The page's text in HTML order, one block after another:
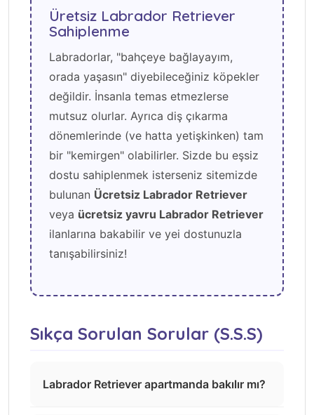
Üretsiz Labrador Retriever
Sahiplenme
Labradorlar, "bahçeye bağlayayım,
orada yaşasın" diyebileceğiniz köpekler
değildir. İnsanla temas etmezlerse
mutsuz olurlar. Ayrıca diş çıkarma
dönemlerinde (ve hatta yetişkinken) tam
bir "kemirgen" olabilirler. Sizde bu eşsiz
dostu sahiplenmek isterseniz sitemizde
bulunan Ücretsiz Labrador Retriever
veya ücretsiz yavru Labrador Retriever
ilanlarına bakabilir ve yei dostunuzla
tanışabilirsiniz!
Sıkça Sorulan Sorular (S.S.S)
Labrador Retriever apartmanda bakılır mı?